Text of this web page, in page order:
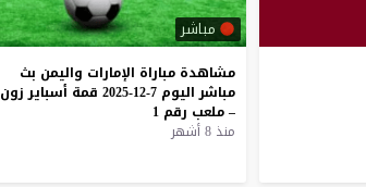
مباشر
مشاهدة مباراة الإمارات واليمن بث
مباشر اليوم 7-12-2025 قمة أسباير زون
–ملعب رقم 1
منذ 8 أشهر